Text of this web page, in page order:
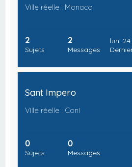
Ville réelle : Monaco
2
Sujets
2
Messages
lun.
Sant Impero
Ville réelle : Coni
0
Sujets
0
Messages